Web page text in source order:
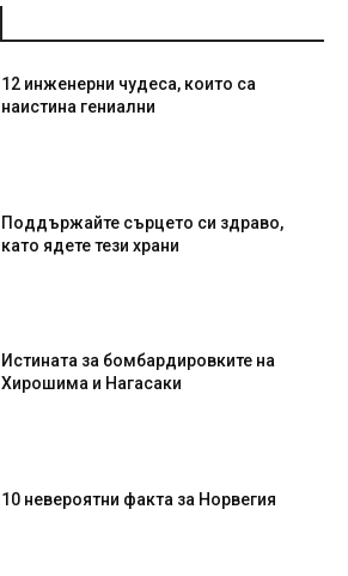
12 инженерни чудеса, които са
наистина гениални
Поддържайте сърцето си здраво,
като ядете тези храни
Истината за бомбардировките на
Хирошима и Нагасаки
10 невероятни факта за Норвегия